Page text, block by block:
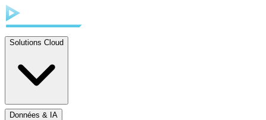
Solutions Cloud
Données & IA